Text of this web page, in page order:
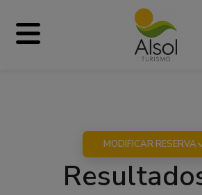
MODIFICAR RESERVA